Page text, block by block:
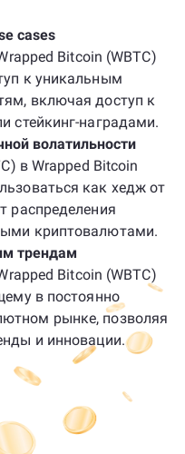
cases
Bitcoin (WBTC)
к уникальным
включая доступ к
стейкинг-наградами.
волатильности
в Wrapped Bitcoin
как хедж от
распределения
криптовалютами.
трендам
Bitcoin (WBTC)
в постоянно
рынке, позволяя
и инновации.